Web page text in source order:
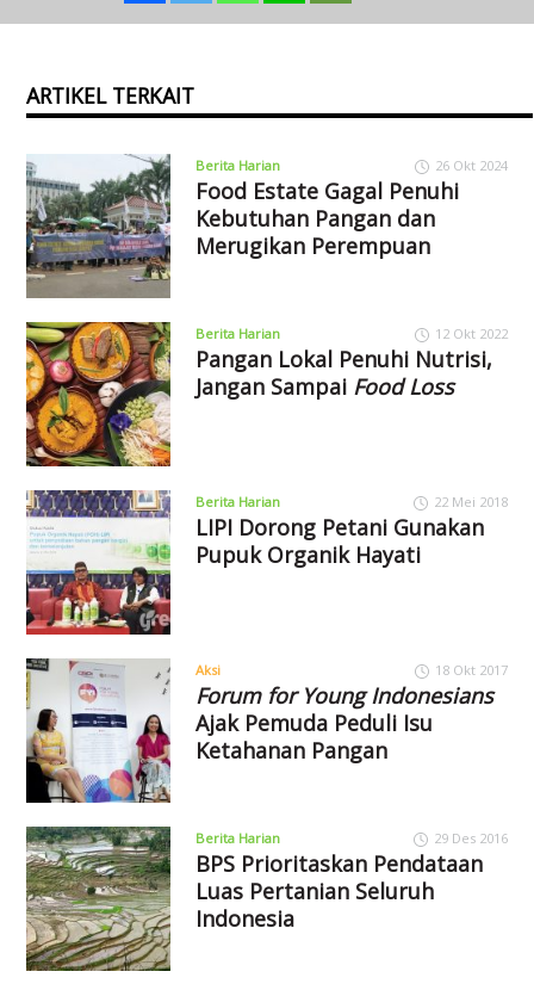
ARTIKEL TERKAIT
Berita Harian 26 Okt 2024
Food Estate Gagal Penuhi
Kebutuhan Pangan dan
Merugikan Perempuan
Berita Harian 12 Okt 2022
Pangan Lokal Penuhi Nutrisi,
Jangan Sampai Food Loss
Berita Harian 22 Mei 2018
LIPI Dorong Petani Gunakan
Pupuk Organik Hayati
Aksi 18 Okt 2017
Forum for Young Indonesians
Ajak Pemuda Peduli Isu
Ketahanan Pangan
Berita Harian 29 Des 2016
BPS Prioritaskan Pendataan
Luas Pertanian Seluruh
Indonesia